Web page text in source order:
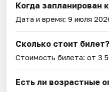
Когда запланирован
Дата и время:9 июля
Сколько стоит билет?
Стоимость билета: от 3
Есть ли возрастные